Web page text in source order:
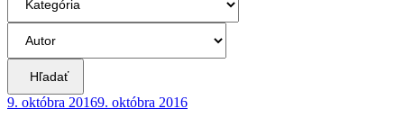
Hľadať
9. októbra 20169. októbra 2016